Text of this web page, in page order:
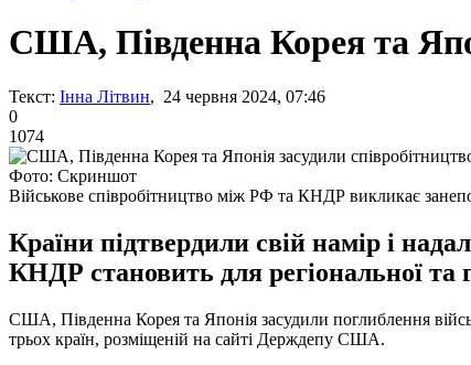
США, Південна Корея та
Текст: Інна Літвин, 24 червня 2024, 07:46
0
1074
Фото: Скриншот
Військове співробітництво між РФ та КНДР викликає
Країни підтвердили свій намір і
КНДР становить для регіональної та
США, Південна Корея та Японія засудили поглиблення
трьох країн, розміщеній на сайті Держдепу США.